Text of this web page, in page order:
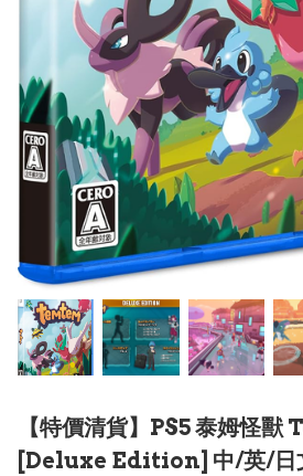
【特價清貨】PS5 泰姆怪
[Deluxe Edition] 中/英/日